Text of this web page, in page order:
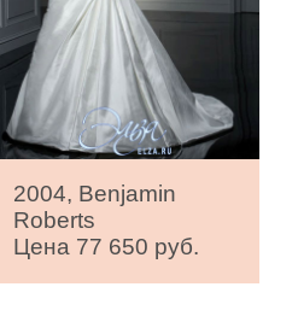
2004, Benjamin
Roberts
Цена 77 650 руб.